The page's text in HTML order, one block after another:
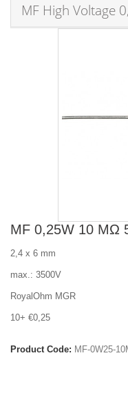
MF High Voltage
MF 0,25W 10 MΩ
2,4 x 6 mm
max.: 3500V
RoyalOhm MGR
10+ €0,25
Product Code: MF-0W25-